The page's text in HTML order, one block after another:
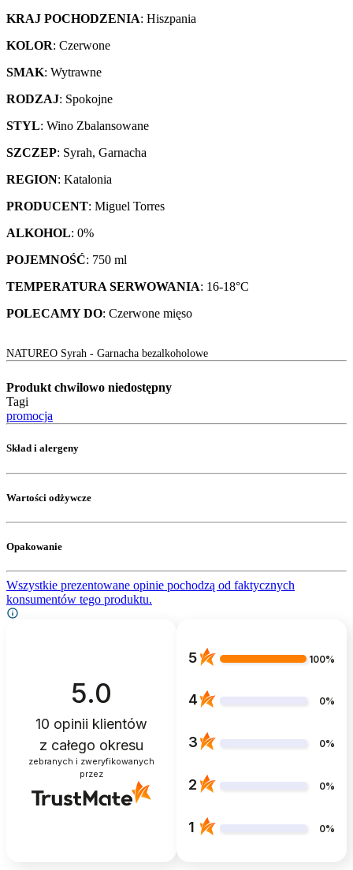
KRAJ POCHODZENIA: Hiszpania
KOLOR: Czerwone
SMAK: Wytrawne
RODZAJ: Spokojne
STYL: Wino Zbalansowane
SZCZEP: Syrah, Garnacha
REGION: Katalonia
PRODUCENT: Miguel Torres
ALKOHOL: 0%
POJEMNOŚĆ: 750 ml
TEMPERATURA SERWOWANIA: 16-18°C
POLECAMY DO: Czerwone mięso
NATUREO Syrah - Garnacha bezalkoholowe
Produkt chwilowo niedostępny
Tagi
promocja
Skład i alergeny
Wartości odżywcze
Opakowanie
Wszystkie prezentowane opinie pochodzą od faktycznych
konsumentów tego produktu.
5.0
10 opinii klientów
z całego okresu
zebranych i zweryfikowanych
przez
5 100%
4 0%
3 0%
2 0%
1 0%